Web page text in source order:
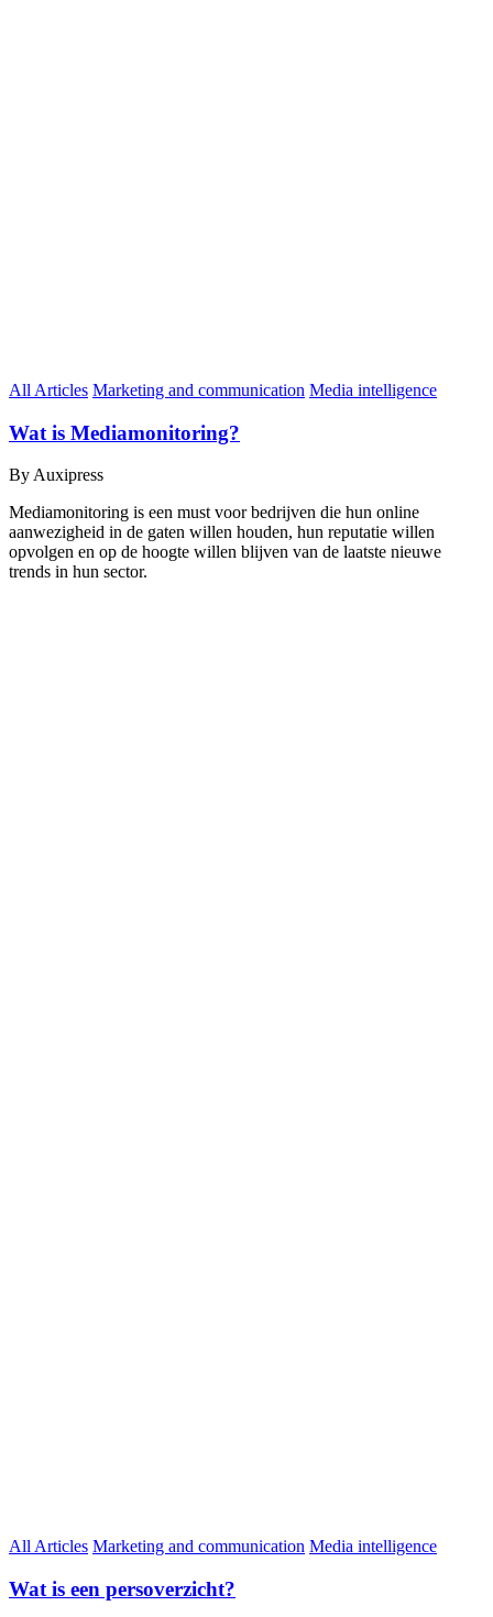
All Articles Marketing and communication Media intelligence
Wat is Mediamonitoring?
By Auxipress
Mediamonitoring is een must voor bedrijven die hun online
aanwezigheid in de gaten willen houden, hun reputatie willen
opvolgen en op de hoogte willen blijven van de laatste nieuwe
trends in hun sector.
All Articles Marketing and communication Media intelligence
Wat is een persoverzicht?